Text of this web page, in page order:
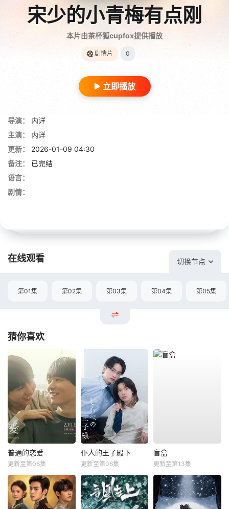
宋少的小青梅有点刚
本片由茶杯狐cupfox提供播放
剧情片 0
立即播放
导演：
内详
主演：
内详
更新：
2026-01-09 04:30
备注：
已完结
语言：
剧情：
在线观看 切换节点
第01集 第02集 第03集 第04集 第05集
猜你喜欢
普通的恋爱
更新至第06集
仆人的王子殿下
更新至第06集
盲盒
更新至第13集